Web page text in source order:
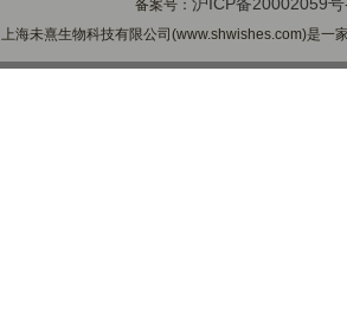
备案号：
上海未熹生物科技有限公司(www.shwishes.com)是一